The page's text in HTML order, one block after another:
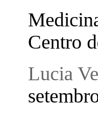
Centro
Lucia